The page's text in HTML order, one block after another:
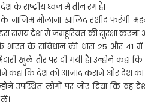
के राष्ट्रीय ध्वज मे तीन रंग हैं।
मौलाना खालिद रशीद फरंगी
समय देश में जमहूरियत की सुरक्षा
कि भारत के संविधान की धारा 25 और
खुले तौर पर दी गयी है। उन्होने कहा
कहा कि देश को आजाद कराने और देश
उपस्थित लोगों पर जोर दिया कि